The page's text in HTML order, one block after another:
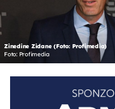
Zinedine Zidane (Foto: Profimedia)
Foto: Profimedia